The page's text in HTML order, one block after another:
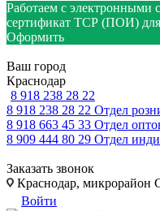
Работаем с электронными
сертификат ТСР (ПОИ)
Оформить
Ваш город
Краснодар
8 918 238 28 22
8 918 238 28 22 Отдел
8 918 663 45 33 Отдел
8 909 444 80 29 Отдел
Заказать звонок
Краснодар, микрорайон
Войти